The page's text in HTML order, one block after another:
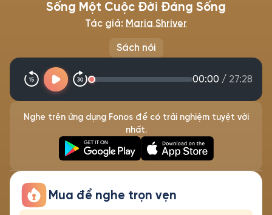
Sách nói
Sống Một Cuộc Đời Đáng Sống
Tác giả: Maria Shriver
00:00 / 27:28
Nghe trên ứng dụng Fonos để có trải nghiệm tuyệt vời
nhất.
Mua để nghe trọn vẹn